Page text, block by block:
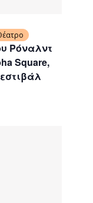
Ρόναλντ
Square,